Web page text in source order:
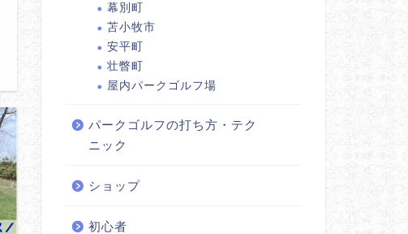
幕別町
苫小牧市
安平町
壮瞥町
屋内パークゴルフ場
パークゴルフの打ち方・テク
ニック
ショップ
初心者